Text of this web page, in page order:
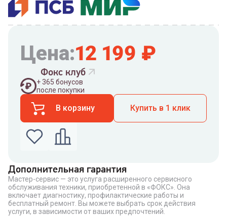
Цена:12 199 ₽
Фокс клуб
+365 бонусов
после покупки
В корзину Купить в 1 клик
Введите номер телефона по которому можно
связаться с вами
Номер телефона
Дополнительная гарантия
Мастер-сервис — это услуга расширенного сервисного
обслуживания техники, приобретенной в «ФОКС». Она
включает диагностику, профилактические работы и
бесплатный ремонт. Вы можете выбрать срок действия
услуги, в зависимости от ваших предпочтений.